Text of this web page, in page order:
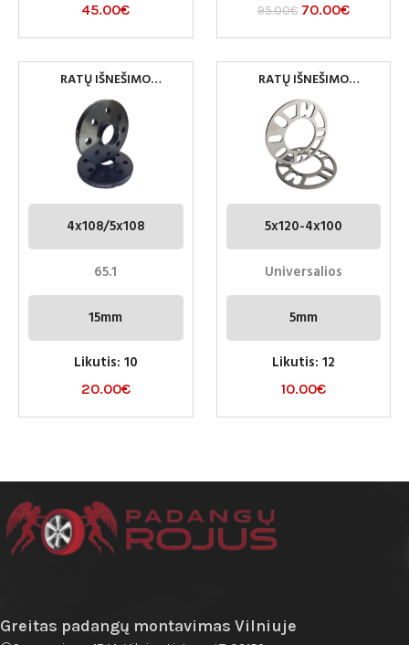
45.00€ 95.00€ 70.00€
RATŲ IŠNEŠIMO
KOREKTORIUS
4×108/5×108 65.1 MM
15MM
4x108/5x108
65.1
15mm
Likutis: 10
20.00€
RATŲ IŠNEŠIMO
KOREKTORIUS
UNIVERSALIOS 5MM
5x120-4x100
Universalios
5mm
Likutis: 12
10.00€
Greitas padangų montavimas Vilniuje